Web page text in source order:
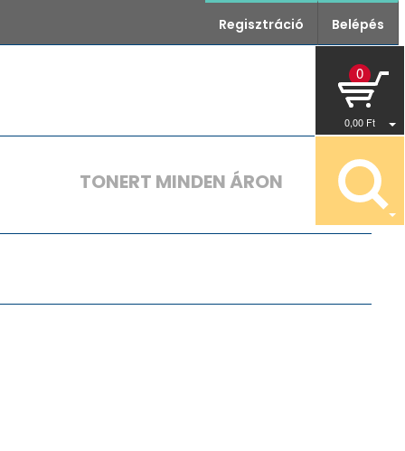
Regisztráció Belépés
0
0,00 Ft
TONERT MINDEN ÁRON